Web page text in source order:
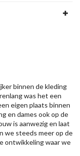
binnen de kleding
was het een
eigen plaats binnen
en dames ook op de
is aanwezig en laat
we steeds meer op de
ontwikkeling waar we